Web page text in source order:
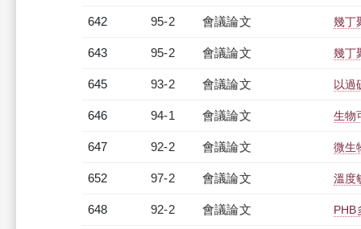
642 95-2 會議論文 幾丁
643 95-2 會議論文 幾丁
645 93-2 會議論文 以過
646 94-1 會議論文 生物
647 92-2 會議論文 微生
652 97-2 會議論文 溫度
648 92-2 會議論文 PHB